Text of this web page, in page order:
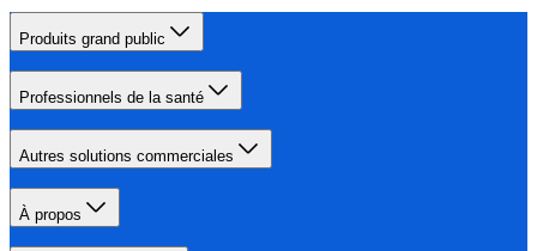
Produits grand public
Professionnels de la santé
Autres solutions commerciales
À propos